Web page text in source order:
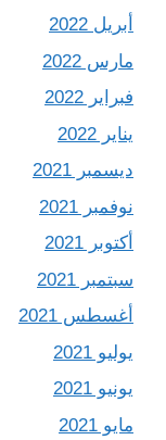
أبريل 2022
مارس 2022
فبراير 2022
يناير 2022
ديسمبر 2021
نوفمبر 2021
أكتوبر 2021
سبتمبر 2021
أغسطس 2021
يوليو 2021
يونيو 2021
مايو 2021